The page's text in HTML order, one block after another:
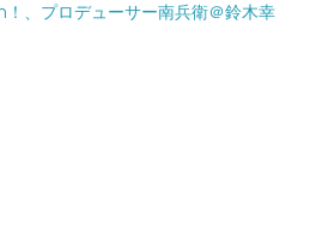
、プロデューサー南兵衛＠鈴木幸